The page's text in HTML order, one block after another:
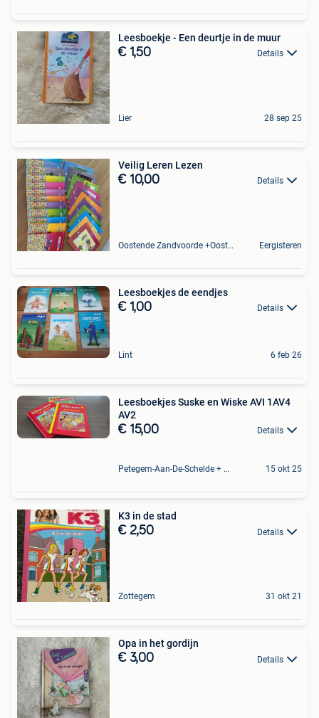
Leesboekje - Een deurtje in de muur
€ 1,50 Details
Lier 28 sep 25
Veilig Leren Lezen
€ 10,00 Details
Oostende Zandvoorde +Oostende Eergisteren
Leesboekjes de eendjes
€ 1,00 Details
Lint 6 feb 26
Leesboekjes Suske en Wiske AVI 1AV4
AV2
€ 15,00 Details
Petegem-Aan-De-Schelde + Deel Van Oudenaarde 15 okt 25
K3 in de stad
€ 2,50 Details
Zottegem 31 okt 21
Opa in het gordijn
€ 3,00 Details